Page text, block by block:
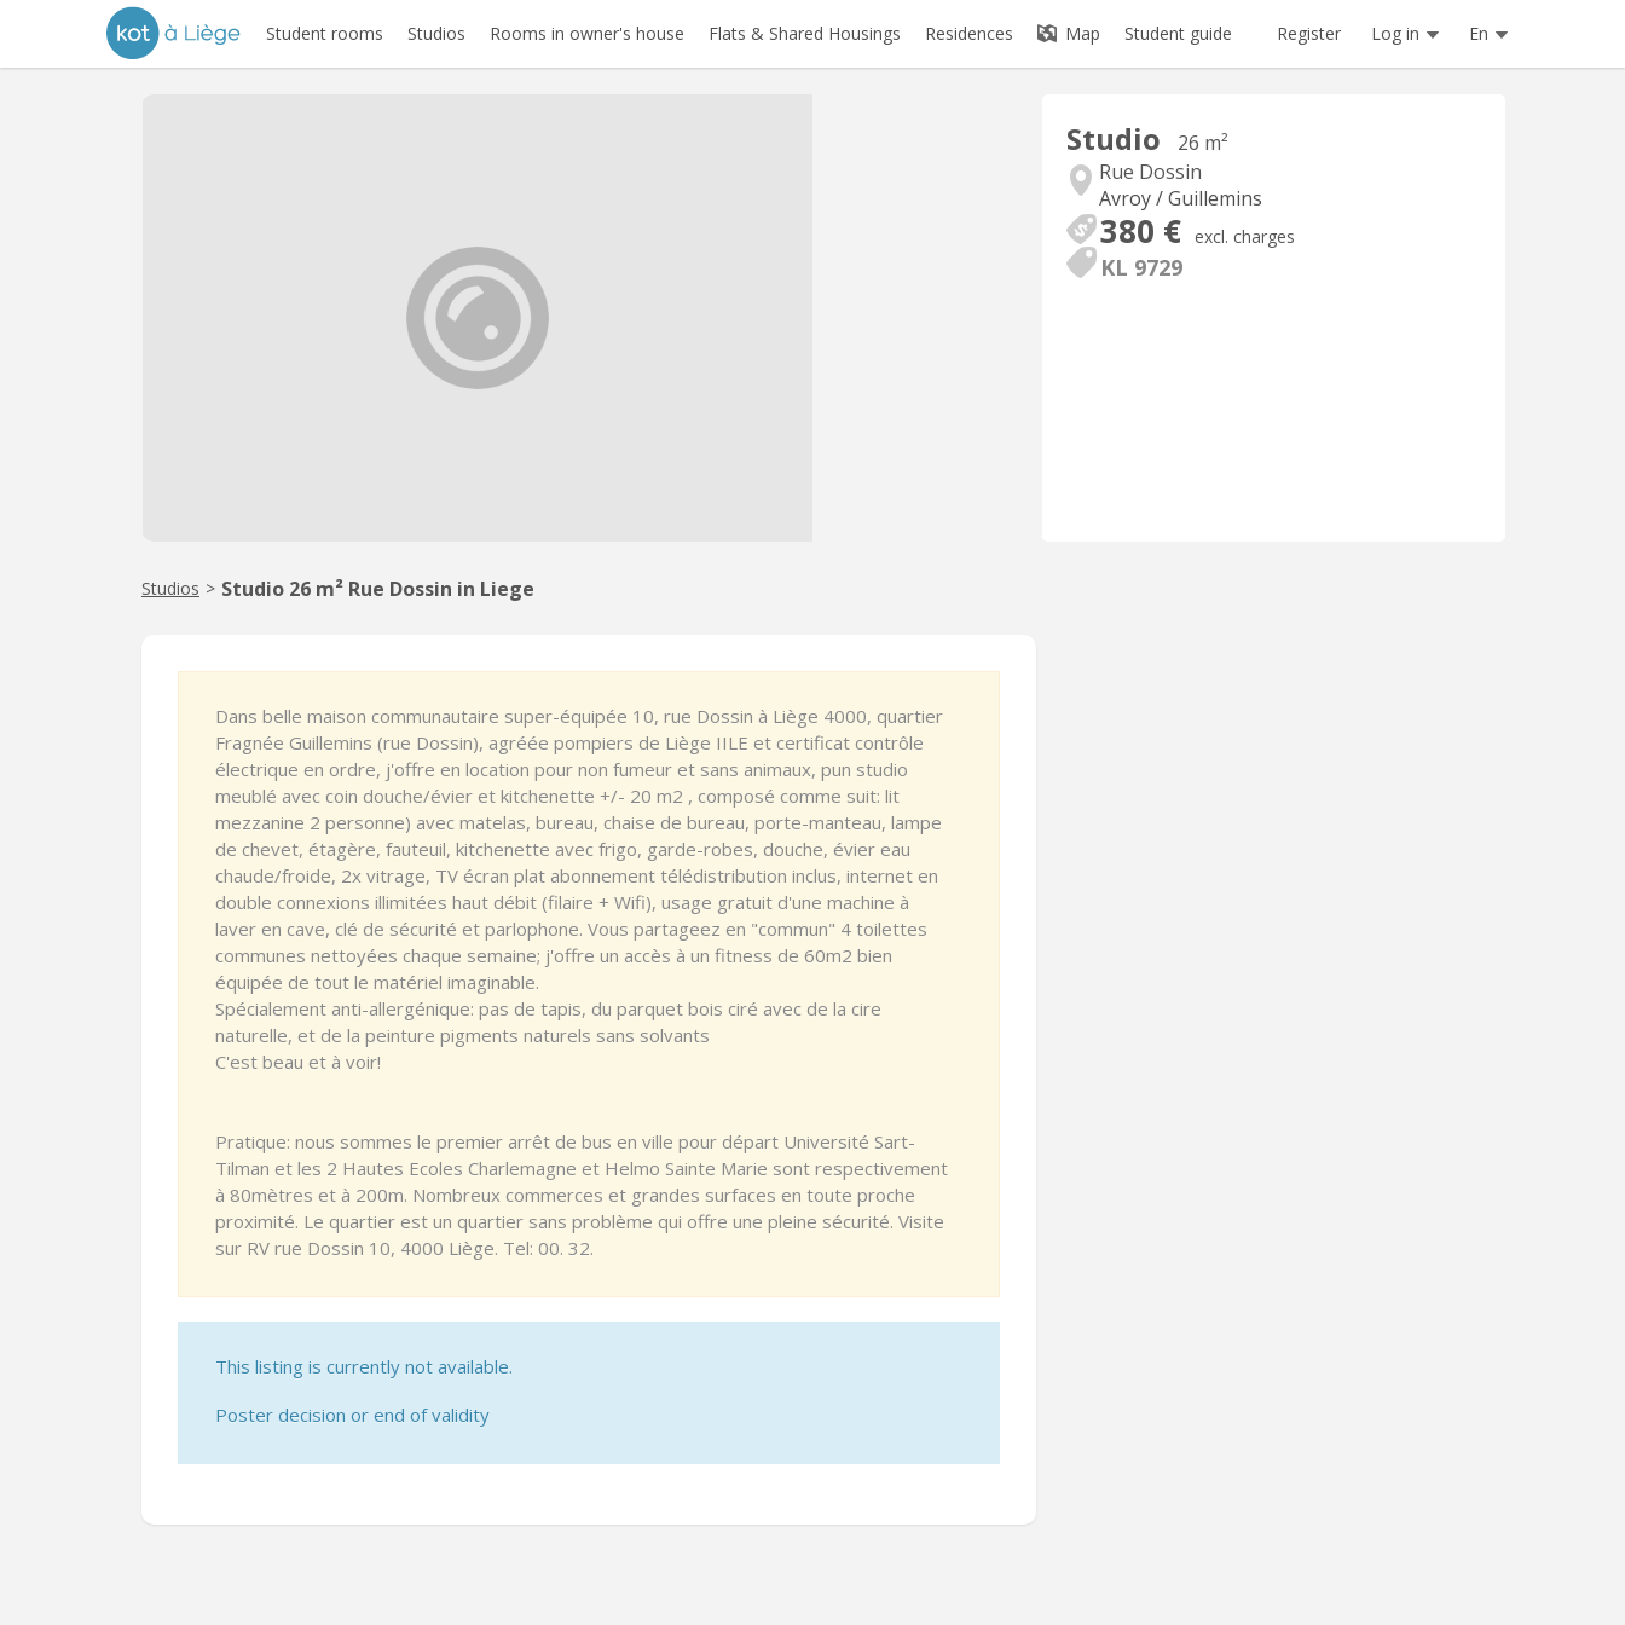
Student rooms Studios Rooms in owner's house Flats & Shared Housings Residences Map Student guide Register Log in En
Studio
26 m²
Rue Dossin
Avroy / Guillemins
380 € excl. charges
KL 9729
Studios > Studio 26 m² Rue Dossin in Liege
Dans belle maison communautaire super-équipée 10, rue Dossin à Liège 4000, quartier
Fragnée Guillemins (rue Dossin), agréée pompiers de Liège IILE et certificat contrôle
électrique en ordre, j'offre en location pour non fumeur et sans animaux, pun studio
meublé avec coin douche/évier et kitchenette +/- 20 m2 , composé comme suit: lit
mezzanine 2 personne) avec matelas, bureau, chaise de bureau, porte-manteau, lampe
de chevet, étagère, fauteuil, kitchenette avec frigo, garde-robes, douche, évier eau
chaude/froide, 2x vitrage, TV écran plat abonnement télédistribution inclus, internet en
double connexions illimitées haut débit (filaire + Wifi), usage gratuit d'une machine à
laver en cave, clé de sécurité et parlophone. Vous partageez en "commun" 4 toilettes
communes nettoyées chaque semaine; j'offre un accès à un fitness de 60m2 bien
équipée de tout le matériel imaginable.
Spécialement anti-allergénique: pas de tapis, du parquet bois ciré avec de la cire
naturelle, et de la peinture pigments naturels sans solvants
C'est beau et à voir!
Pratique: nous sommes le premier arrêt de bus en ville pour départ Université Sart-
Tilman et les 2 Hautes Ecoles Charlemagne et Helmo Sainte Marie sont respectivement
à 80mètres et à 200m. Nombreux commerces et grandes surfaces en toute proche
proximité. Le quartier est un quartier sans problème qui offre une pleine sécurité. Visite
sur RV rue Dossin 10, 4000 Liège. Tel: 00. 32.
This listing is currently not available.
Poster decision or end of validity